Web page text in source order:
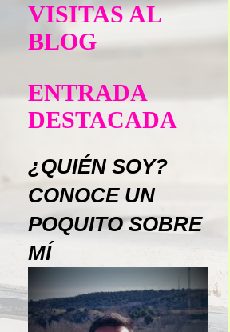
VISITAS AL
BLOG
ENTRADA
DESTACADA
¿QUIÉN SOY?
CONOCE UN
POQUITO SOBRE
MÍ